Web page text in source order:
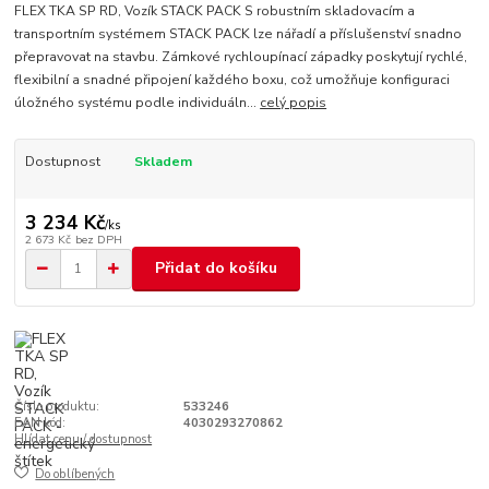
FLEX TKA SP RD, Vozík STACK PACK S robustním skladovacím a
transportním systémem STACK PACK lze nářadí a příslušenství snadno
přepravovat na stavbu. Zámkové rychloupínací západky poskytují rychlé,
flexibilní a snadné připojení každého boxu, což umožňuje konfiguraci
úložného systému podle individuáln... celý popis
Dostupnost Skladem
3 234 Kč/ks
2 673 Kč bez DPH
Přidat do košíku
Číslo produktu:
533246
EAN kód:
4030293270862
Hlídat cenu / dostupnost
Do oblíbených